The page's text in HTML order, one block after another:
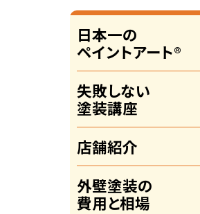
日本一の
ペイントアート®
失敗しない
塗装講座
店舗紹介
外壁塗装の
費用と相場